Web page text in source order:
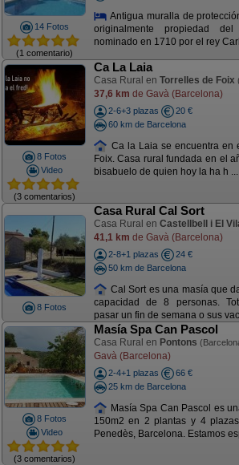
14 Fotos
(1 comentario)
Antigua muralla de
originalmente propiedad
nominado en 1710 por el rey
8 Fotos
Video
(3 comentarios)
Ca La Laia
Casa Rural en Torrelles de Foix
37,6 km de Gavà (Barcelona)
2-6+3 plazas
20 €
60 km de Barcelona
Ca la Laia se encuentra en
Foix. Casa rural fundada en el
bisabuelo de quien hoy la ha h ...
8 Fotos
Casa Rural Cal Sort
Casa Rural en Castellbell i El
41,1 km de Gavà (Barcelona)
2-8+1 plazas
24 €
50 km de Barcelona
Cal Sort es una masía que
capacidad de 8 personas.
pasar un fin de semana o sus
8 Fotos
Video
(3 comentarios)
Masía Spa Can Pascol
Casa Rural en Pontons
Gavà (Barcelona)
2-4+1 plazas
66 €
25 km de Barcelona
Masía Spa Can Pascol es
150m2 en 2 plantas y 4
Penedès, Barcelona. Estamos